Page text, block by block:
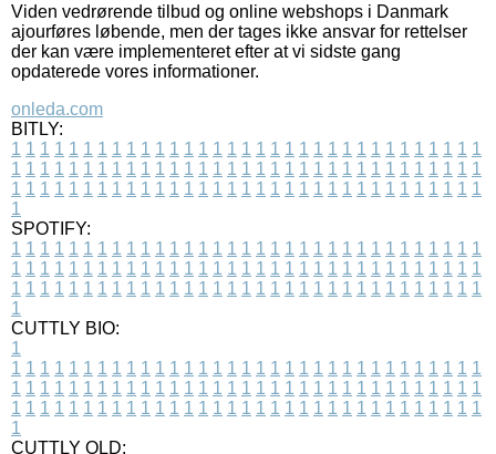
Viden vedrørende tilbud og online webshops i Danmark
ajourføres løbende, men der tages ikke ansvar for rettelser
der kan være implementeret efter at vi sidste gang
opdaterede vores informationer.
onleda.com
BITLY:
1 1 1 1 1 1 1 1 1 1 1 1 1 1 1 1 1 1 1 1 1 1 1 1 1 1 1 1 1 1 1 1 1
1 1 1 1 1 1 1 1 1 1 1 1 1 1 1 1 1 1 1 1 1 1 1 1 1 1 1 1 1 1 1 1 1
1 1 1 1 1 1 1 1 1 1 1 1 1 1 1 1 1 1 1 1 1 1 1 1 1 1 1 1 1 1 1 1 1
1
SPOTIFY:
1 1 1 1 1 1 1 1 1 1 1 1 1 1 1 1 1 1 1 1 1 1 1 1 1 1 1 1 1 1 1 1 1
1 1 1 1 1 1 1 1 1 1 1 1 1 1 1 1 1 1 1 1 1 1 1 1 1 1 1 1 1 1 1 1 1
1 1 1 1 1 1 1 1 1 1 1 1 1 1 1 1 1 1 1 1 1 1 1 1 1 1 1 1 1 1 1 1 1
1
CUTTLY BIO:
1
1 1 1 1 1 1 1 1 1 1 1 1 1 1 1 1 1 1 1 1 1 1 1 1 1 1 1 1 1 1 1 1 1
1 1 1 1 1 1 1 1 1 1 1 1 1 1 1 1 1 1 1 1 1 1 1 1 1 1 1 1 1 1 1 1 1
1 1 1 1 1 1 1 1 1 1 1 1 1 1 1 1 1 1 1 1 1 1 1 1 1 1 1 1 1 1 1 1 1
1
CUTTLY OLD: